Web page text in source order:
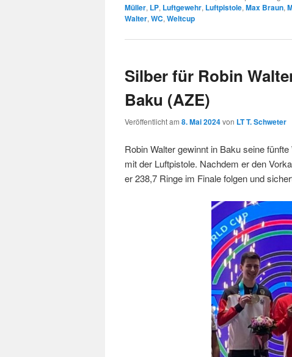
Müller, LP, Luftgewehr, Luftpistole, Max Braun,
Walter, WC, Weltcup
Silber für Robin
Baku (AZE)
Veröffentlicht am 8. Mai 2024von LT T. Schweter
Robin Walter gewinnt in Baku seine
mit der Luftpistole. Nachdem er den
er 238,7 Ringe im Finale folgen und